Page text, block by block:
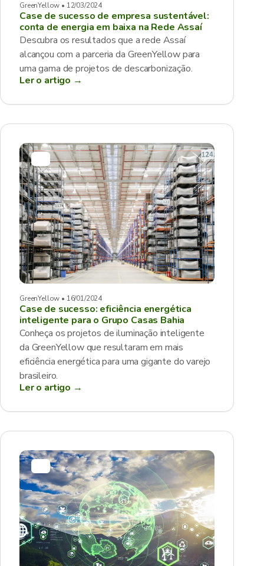
GreenYellow • 12/03/2024
Case de sucesso de empresa sustentável:
conta de energia em baixa na Rede Assaí
Descubra os resultados que a rede Assaí
alcançou com a parceria da GreenYellow para
uma gama de projetos de descarbonização.
Ler o artigo →
GreenYellow • 16/01/2024
Case de sucesso: eficiência energética
inteligente para o Grupo Casas Bahia
Conheça os projetos de iluminação inteligente
da GreenYellow que resultaram em mais
eficiência energética para uma gigante do varejo
brasileiro.
Ler o artigo →